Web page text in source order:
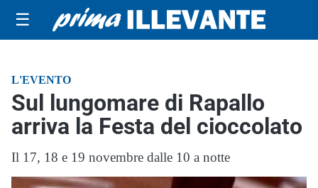
☰
L'EVENTO
Sul lungomare di Rapallo
arriva la Festa del cioccolato
Il 17, 18 e 19 novembre dalle 10 a notte